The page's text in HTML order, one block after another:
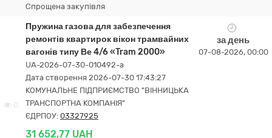
Спрощена закупівля
0
Пружина газова для забезпечення
ремонтів квартирок вікон трамвайних
вагонів типу Ве 4/6 «Tram 2000»
UA-2026-07-30-010492-a
Дата створення 2026-07-30 17:43:27
КОМУНАЛЬНЕ ПІДПРИЄМСТВО "ВІННИЦЬКА
ТРАНСПОРТНА КОМПАНІЯ"
ЄДРПОУ: 03327925
31 652,77 UAH
за день
07-08-2026, 00:00